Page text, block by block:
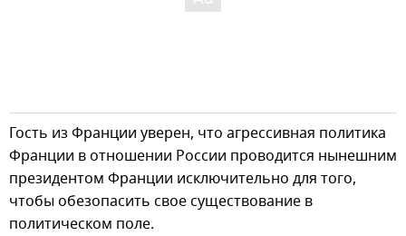
Гость из Франции уверен, что агрессивная политика
Франции в отношении России проводится нынешним
президентом Франции исключительно для того,
чтобы обезопасить свое существование в
политическом поле.